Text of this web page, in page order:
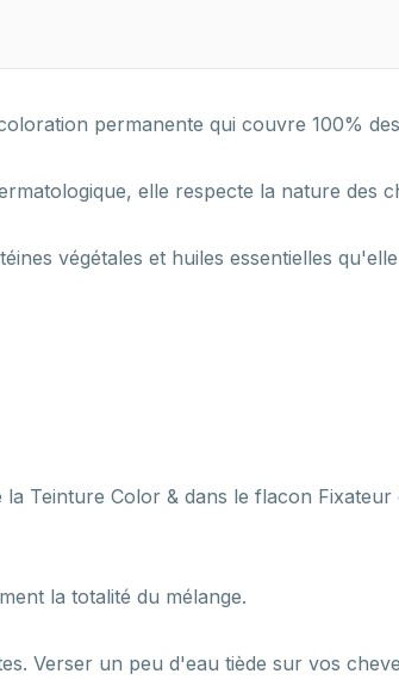
permanente qui couvre 100%
elle respecte la nature des
végétales et huiles essentielles
la Teinture Color & dans le flacon
la totalité du mélange.
Verser un peu d'eau tiède sur vos